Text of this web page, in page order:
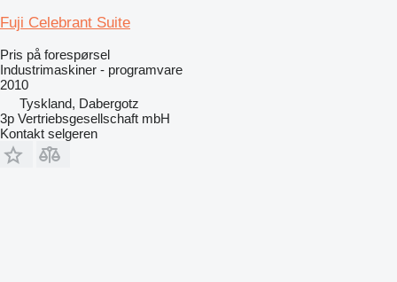
Fuji Celebrant Suite
Pris på forespørsel
Industrimaskiner - programvare
2010
Tyskland, Dabergotz
3p Vertriebsgesellschaft mbH
Kontakt selgeren